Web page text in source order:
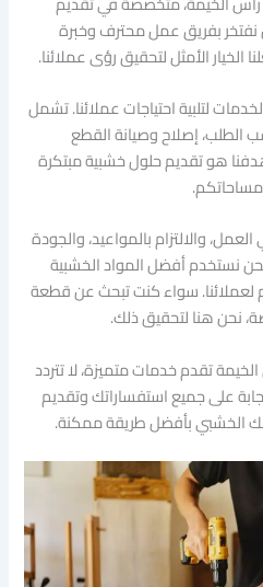
نفتخر بفريق عمل محترف وخبرة
الخيار الأمثل لتحقيق رؤى عملائنا.
لتلبية احتياجات عملائنا. تشمل
الطلب، إصلاح وصيانة القطع
هو تقديم حلول خشبية مبتكرة
والالتزام بالمواعيد، والجودة
نستخدم أفضل المواد الخشبية
لعملائنا. سواء كنت تبحث عن قطعة
نحن هنا لتحقيق ذلك.
تقدم خدمات متميزة، لا تتردد
على جميع استفساراتك وتقديم
الخشبي بأفضل طريقة ممكنة.